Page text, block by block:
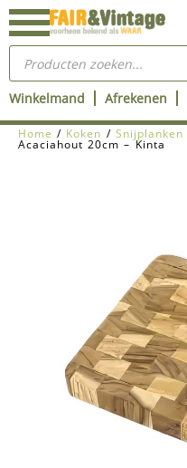
Ga
naar
inhoud
Producten
zoeken
Winkelmand Afrekenen
Home / Koken / Snijplanken
Acaciahout 20cm – Kinta